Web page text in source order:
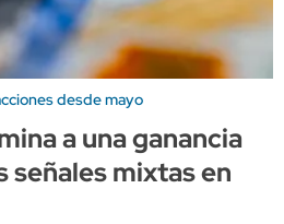
desde mayo
a una ganancia
señales mixtas en